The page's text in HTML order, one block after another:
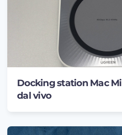
Docking station Mac
dal vivo